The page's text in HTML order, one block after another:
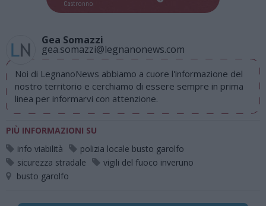
Castronno
Gea Somazzi
gea.somazzi@legnanonews.com
Noi di LegnanoNews abbiamo a cuore l'informazione del
nostro territorio e cerchiamo di essere sempre in prima
linea per informarvi con attenzione.
PIÙ INFORMAZIONI SU
info viabilità
polizia locale busto garolfo
sicurezza stradale
vigili del fuoco inveruno
busto garolfo